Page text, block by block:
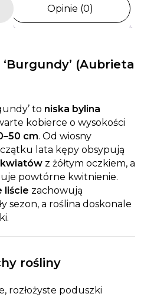
Opinie (0)
(Aubrieta
to niska bylina
kobierce o wysokości
cm. Od wiosny
lata kępy obsypują
z żółtym oczkiem, a
powtórne kwitnienie.
liście zachowują
sezon, a roślina doskonale
rośliny
rozłożyste poduszki